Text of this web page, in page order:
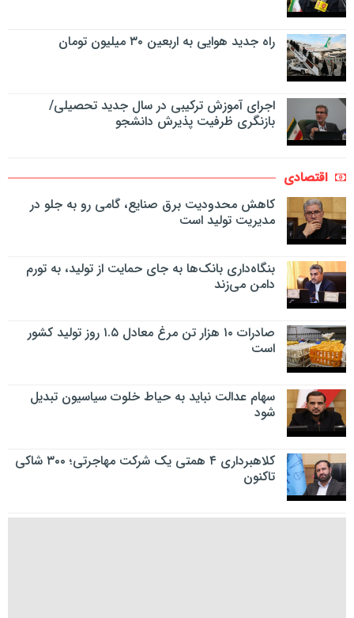
راه جدید هوایی به اربعین ۳۰ میلیون تومان
اجرای آموزش ترکیبی در سال جدید تحصیلی/
بازنگری ظرفیت پذیرش دانشجو
اقتصادی
کاهش محدودیت برق صنایع، گامی رو به جلو در
مدیریت تولید است
بنگاه‌داری بانک‌ها به جای حمایت از تولید، به تورم
دامن می‌زند
صادرات ۱۰ هزار تن مرغ معادل ۱.۵ روز تولید کشور
است
سهام عدالت نباید به حیاط خلوت سیاسیون تبدیل
شود
کلاهبرداری ۴ همتی یک شرکت مهاجرتی؛ ۳۰۰ شاکی
تاکنون